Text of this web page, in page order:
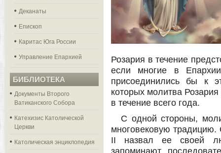
Деканаты
Епископ
Каритас Юга России
Управление Епархией
БИБЛИОТЕКА
Документы Второго
Ватиканского Собора
Катехизис Католической
Церкви
Католическая энциклопедия
Розария в течение
если многие в
присоединились бы к
которых молитва Розария
в течение всего года.
С одной стороны,
многовековую
II назвал ее своей